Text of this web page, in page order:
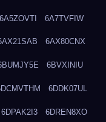
6A5ZOVTI 6A7TVFIW
6AX80CNX
6BVXINIU
6DDK07UL
6DPAK2I3 6DREN8XO